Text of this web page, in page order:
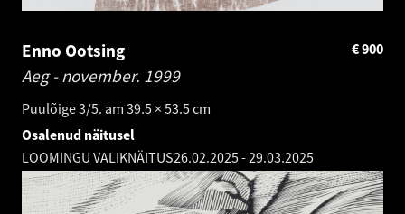
Enno Ootsing
Aeg - november. 1999
Puulõige 3/5. am 39.5 × 53.5 cm
900
€
Osalenud näitusel
LOOMINGU VALIKNÄITUS26.02.2025-29.03.2025